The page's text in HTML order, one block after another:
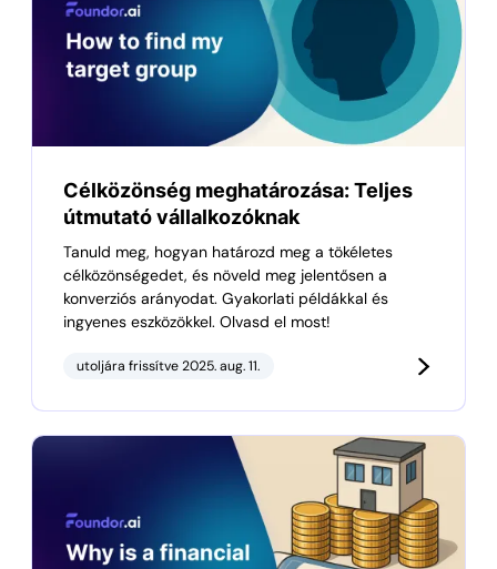
Célközönség meghatározása: Teljes
útmutató vállalkozóknak
Tanuld meg, hogyan határozd meg a tökéletes
célközönségedet, és növeld meg jelentősen a
konverziós arányodat. Gyakorlati példákkal és
ingyenes eszközökkel. Olvasd el most!
utoljára frissítve 2025. aug. 11.